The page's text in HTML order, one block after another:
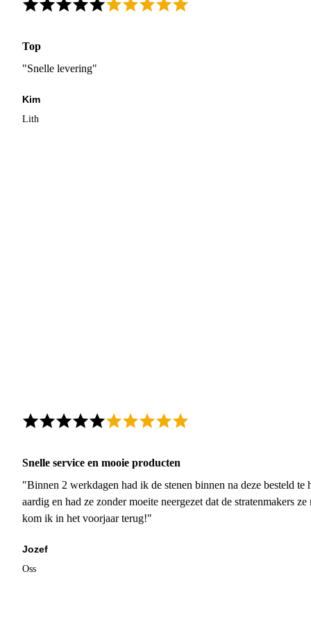
Top
"Snelle levering"
Kim
Lith
Snelle service en mooie producten
"Binnen 2 werkdagen had ik de stenen binnen na deze besteld
aardig en had ze zonder moeite neergezet dat de stratenmakers
kom ik in het voorjaar terug!"
Jozef
Oss